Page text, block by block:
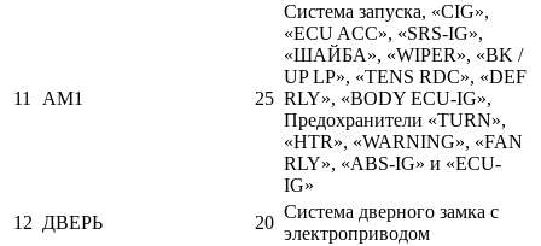
11 AM1 25
Система запуска, «CIG»,
«ECU ACC», «SRS-IG»,
«ШАЙБА», «WIPER», «BK /
UP LP», «TENS RDC», «DEF
RLY», «BODY ECU-IG»,
Предохранители «TURN»,
«HTR», «WARNING», «FAN
RLY», «ABS-IG» и «ECU-
IG»
12 ДВЕРЬ 20
Система дверного замка с
электроприводом